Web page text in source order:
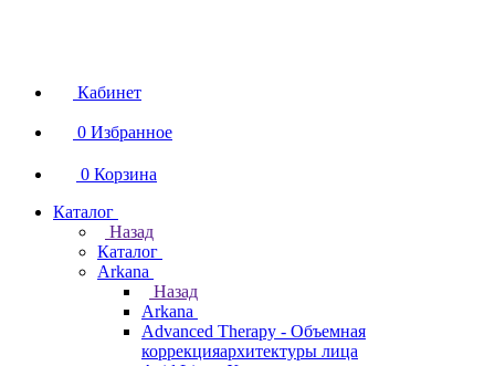
Кабинет
0 Избранное
0 Корзина
Каталог
Назад
Каталог
Arkana
Назад
Arkana
Advanced Therapy - Объемная
коррекцияархитектуры лица